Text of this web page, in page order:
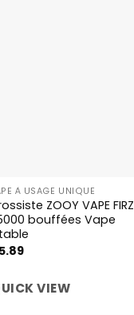
À USAGE UNIQUE
ZOOY VAPE
bouffées Vape
5.89
VIEW